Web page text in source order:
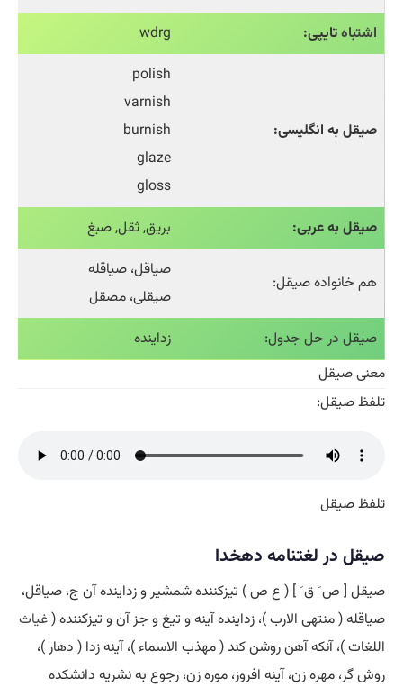
اشتباهتایپی: wdrg
صیقل به انگلیسی:
polish
varnish
burnish
glaze
gloss
صیقل به عربی:
بریق, ثقل, صبغ
هم خانواده صیقل:
صیاقل، صیاقله
صیقلی، مصقل
صیقل در حل جدول:
زداینده
معنی صیقل
تلفظ صیقل:
تلفظ صیقل
صیقل در لغتنامه دهخدا
صیقل [ ص َ ق َ ] ( ع ص ) تیزکننده شمشیر و زداینده آن ج، صیاقل،
صیاقله ( منتهی الارب )، زداینده آینه و تیغ و جز آن و تیزکننده (غیاث
اللغات )، آنکه آهن روشن کند ( مهذب الاسماء )، آینه زدا ( دهار )،
روش گر، مهره زن، آینه افروز، موره زن، رجوع به نشریه دانشکده